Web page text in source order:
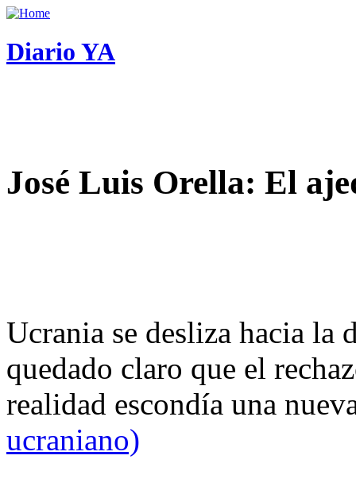
Diario YA
José Luis Orella: El
Ucrania se desliza hacia
quedado claro que el
realidad escondía una
ucraniano)